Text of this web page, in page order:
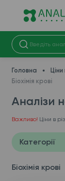
Головна
Біохімія крові
Аналізи
Важливо! Ціни в
Категорії
Біохімія крові